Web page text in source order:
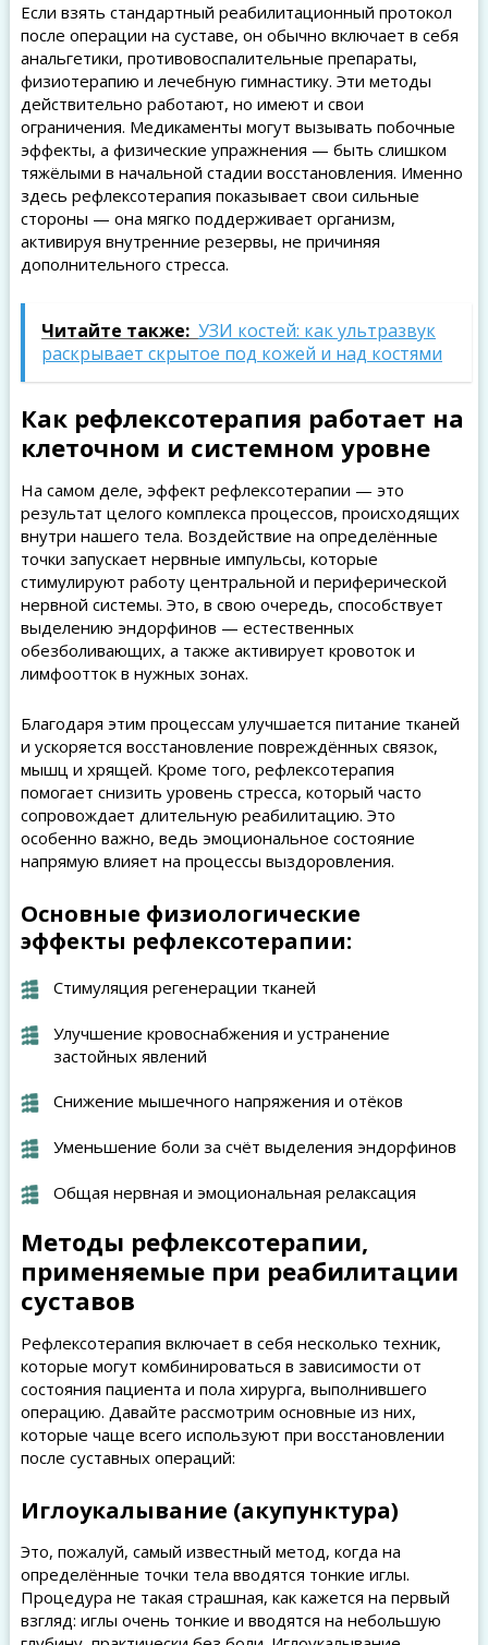
Если взять стандартный реабилитационный протокол
после операции на суставе, он обычно включает в себя
анальгетики, противовоспалительные препараты,
физиотерапию и лечебную гимнастику. Эти методы
действительно работают, но имеют и свои
ограничения. Медикаменты могут вызывать побочные
эффекты, а физические упражнения — быть слишком
тяжёлыми в начальной стадии восстановления. Именно
здесь рефлексотерапия показывает свои сильные
стороны — она мягко поддерживает организм,
активируя внутренние резервы, не причиняя
дополнительного стресса.
Читайте также: УЗИ костей: как ультразвук
раскрывает скрытое под кожей и над костями
Как рефлексотерапия работает на
клеточном и системном уровне
На самом деле, эффект рефлексотерапии — это
результат целого комплекса процессов, происходящих
внутри нашего тела. Воздействие на определённые
точки запускает нервные импульсы, которые
стимулируют работу центральной и периферической
нервной системы. Это, в свою очередь, способствует
выделению эндорфинов — естественных
обезболивающих, а также активирует кровоток и
лимфоотток в нужных зонах.
Благодаря этим процессам улучшается питание тканей
и ускоряется восстановление повреждённых связок,
мышц и хрящей. Кроме того, рефлексотерапия
помогает снизить уровень стресса, который часто
сопровождает длительную реабилитацию. Это
особенно важно, ведь эмоциональное состояние
напрямую влияет на процессы выздоровления.
Основные физиологические
эффекты рефлексотерапии:
Стимуляция регенерации тканей
Улучшение кровоснабжения и устранение
застойных явлений
Снижение мышечного напряжения и отёков
Уменьшение боли за счёт выделения эндорфинов
Общая нервная и эмоциональная релаксация
Методы рефлексотерапии,
применяемые при реабилитации
суставов
Рефлексотерапия включает в себя несколько техник,
которые могут комбинироваться в зависимости от
состояния пациента и пола хирурга, выполнившего
операцию. Давайте рассмотрим основные из них,
которые чаще всего используют при восстановлении
после суставных операций:
Иглоукалывание (акупунктура)
Это, пожалуй, самый известный метод, когда на
определённые точки тела вводятся тонкие иглы.
Процедура не такая страшная, как кажется на первый
взгляд: иглы очень тонкие и вводятся на небольшую